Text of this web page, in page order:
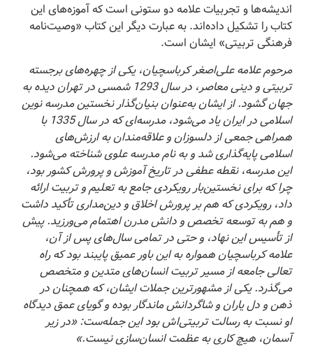
اندیشه‌ها و تجربیات علامه دو ستونی است که آموزه‌های این
کتاب را تشکیل داده‌اند. به عبارت دیگر این کتاب «وصیت‌نامه
فرهنگی تربیتی» ایشان است.
مرحوم علامه علی‌اصغر کرباسچیان، یکی از چهره‌های برجسته
تربیتی و دینی معاصر، در سال 1293 شمسی در تهران دیده به
جهان گشود. از ایشان به‌عنوان بنیان‌گذار نخستین مدرسه نوین
اسلامی در ایران یاد می‌شود، مدرسه‌ای که در سال 1335 با
همراهی جمعی از دلسوزان و علاقه‌مندان به ارزش‌های
اسلامی پایه‌گذاری شد و به نام مدرسه علوی شناخته می‌شود.
این مدرسه، نقطه عطفی در تاریخ آموزش و پرورش کشور بود،
چرا که برای نخستین‌بار رویکردی جامع به تعلیم و تربیت ارائه
داد، رویکردی که هم بر پرورش اخلاق و دین‌مداری تأکید داشت
و هم به توسعه تخصص و دانش مدرن اهتمام می‌ورزید. پیش
از تأسیس این نهاد، و حتی در تمامی سال‌های پس از آن،
علامه کرباسچیان همواره به این باور عمیق پایبند بود که راه
تعالی جامعه از مسیر تربیت انسان‌های متدین و متخصص
می‌گذرد. یکی از مشهورترین جملات ایشان، که همچنان در
ذهن و دل یاران و شاگردانش ماندگار بوده و گویای عمق دیدگاه
او نسبت به رسالت تربیتی‌اش بود این جمله‌ست:
«در زیر
آسمان، هیچ کاری به عظمت انسان‌سازی نیست.»